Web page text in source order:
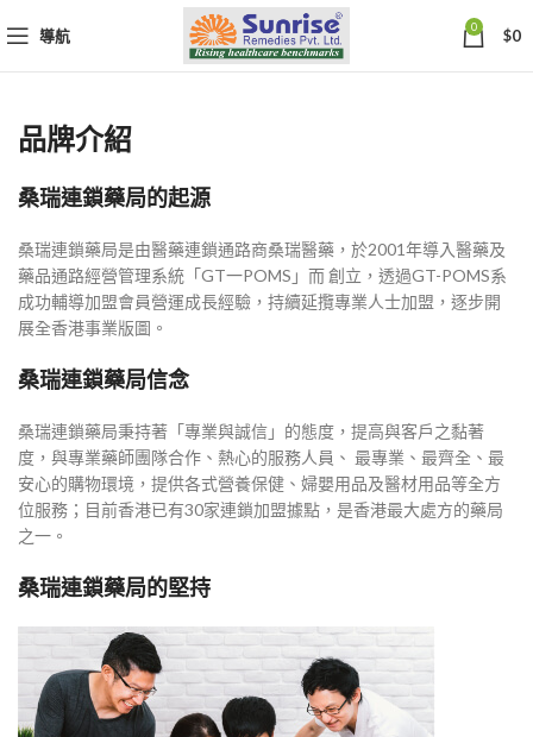
導航 0 $0
品牌介紹
桑瑞連鎖藥局的起源
桑瑞連鎖藥局是由醫藥連鎖通路商桑瑞醫藥，於2001年導入醫藥及
藥品通路經營管理系統「GT一POMS」而 創立，透過GT-POMS系
成功輔導加盟會員營運成長經驗，持續延攬專業人士加盟，逐步開
展全香港事業版圖。
桑瑞連鎖藥局信念
桑瑞連鎖藥局秉持著「專業與誠信」的態度，提高與客戶之黏著
度，與專業藥師團隊合作、熱心的服務人員、 最專業、最齊全、最
安心的購物環境，提供各式營養保健、婦嬰用品及醫材用品等全方
位服務；目前香港已有30家連鎖加盟據點，是香港最大處方的藥局
之一。
桑瑞連鎖藥局的堅持